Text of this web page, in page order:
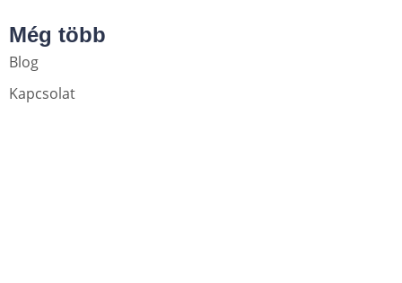
Még több
Blog
Kapcsolat